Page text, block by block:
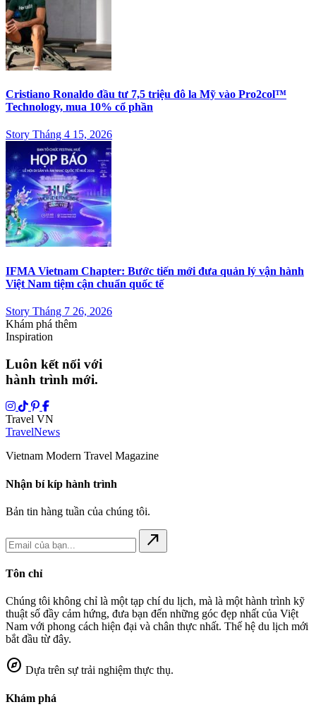
Cristiano Ronaldo đầu tư 7,5 triệu đô la Mỹ vào Pro2col™
Technology, mua 10% cổ phần
Story Tháng 4 15, 2026
IFMA Vietnam Chapter: Bước tiến mới đưa quản lý vận hành
Việt Nam tiệm cận chuẩn quốc tế
Story Tháng 7 26, 2026
Khám phá thêm
Inspiration
Luôn kết nối với
hành trình mới.
Travel VN
TravelNews
Vietnam Modern Travel Magazine
Nhận bí kíp hành trình
Bản tin hàng tuần của chúng tôi.
north_east
Tôn chỉ
Chúng tôi không chỉ là một tạp chí du lịch, mà là một hành trình kỹ
thuật số đầy cảm hứng, đưa bạn đến những góc đẹp nhất của Việt
Nam với phong cách hiện đại và chân thực nhất. Thế hệ du lịch mới
bắt đầu từ đây.
explore Dựa trên sự trải nghiệm thực thụ.
Khám phá